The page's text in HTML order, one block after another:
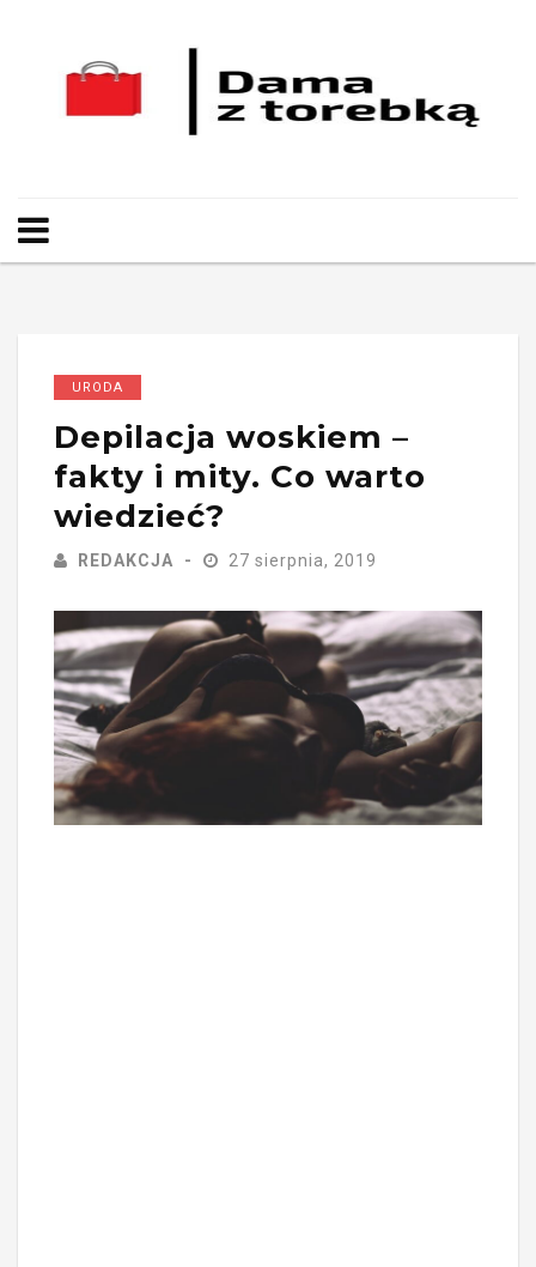
URODA
Depilacja woskiem –
fakty i mity. Co warto
wiedzieć?
REDAKCJA 27 sierpnia, 2019